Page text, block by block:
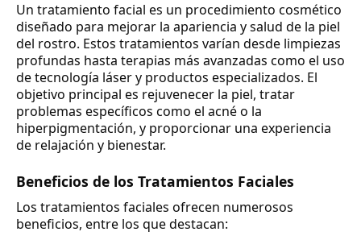
Un tratamiento facial es un procedimiento cosmético
diseñado para mejorar la apariencia y salud de la piel
del rostro. Estos tratamientos varían desde limpiezas
profundas hasta terapias más avanzadas como el uso
de tecnología láser y productos especializados. El
objetivo principal es rejuvenecer la piel, tratar
problemas específicos como el acné o la
hiperpigmentación, y proporcionar una experiencia
de relajación y bienestar.
Beneficios de los Tratamientos Faciales
Los tratamientos faciales ofrecen numerosos
beneficios, entre los que destacan: